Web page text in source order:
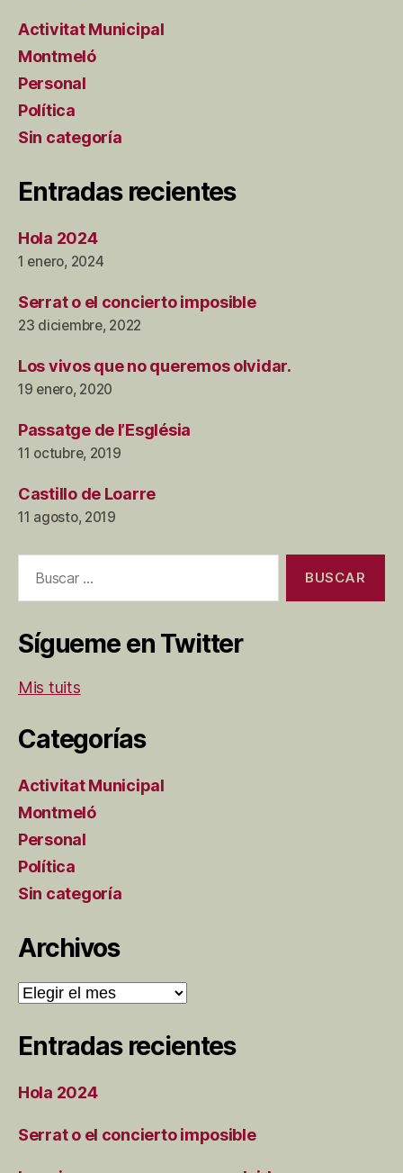
Activitat Municipal
Montmeló
Personal
Política
Sin categoría
Entradas recientes
Hola 2024
1 enero, 2024
Serrat o el concierto imposible
23 diciembre, 2022
Los vivos que no queremos olvidar.
19 enero, 2020
Passatge de l’Església
11 octubre, 2019
Castillo de Loarre
11 agosto, 2019
Sígueme en Twitter
Mis tuits
Categorías
Activitat Municipal
Montmeló
Personal
Política
Sin categoría
Archivos
Archivos
Entradas recientes
Hola 2024
Serrat o el concierto imposible